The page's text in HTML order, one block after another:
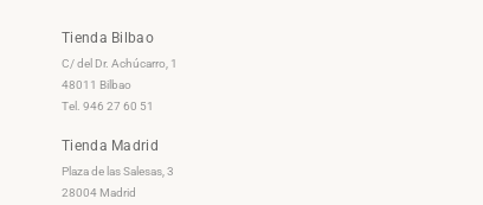
Tienda Bilbao
C/ del Dr. Achúcarro, 1
48011 Bilbao
Tel. 946 27 60 51
Tienda Madrid
Plaza de las Salesas, 3
28004 Madrid